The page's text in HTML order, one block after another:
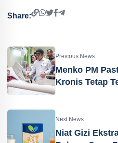
Share:
Previous News
Menko PM
Kronis Tetap
Next News
Niat Gizi